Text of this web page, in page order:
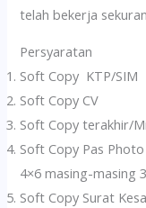
telah bekerja
Persyaratan
Soft Copy KTP/SIM
Soft Copy CV
Soft Copy terakhir/
Soft Copy Pas
4×6 masing-masing
Soft Copy Surat